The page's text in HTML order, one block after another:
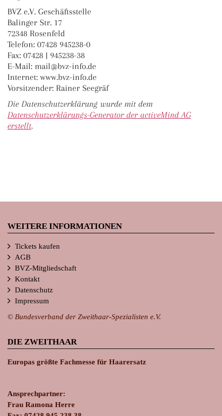
BVZ e.V. Geschäftsstelle
Balinger Str. 17
72348 Rosenfeld
Telefon: 07428 945238-0
Fax: 07428 | 945238-38
E-Mail: mail@bvz-info.de
Internet: www.bvz-info.de
Vorsitzender: Rainer Seegräf
Die Datenschutzerklärung wurde mit dem
Datenschutzerklärungs-Generator der activeMind AG
erstellt.
WEITERE INFORMATIONEN
Tickets kaufen
AGB
BVZ-Mitgliedschaft
Kontakt
Datenschutz
Impressum
© Bundesverband der Zweithaar-Spezialisten e.V.
DIE ZWEITHAAR
Europas größte Fachmesse für Haarersatz
Ansprechpartner:
Frau Ramona Herre